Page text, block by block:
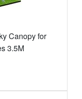
Canopy for
3.5M